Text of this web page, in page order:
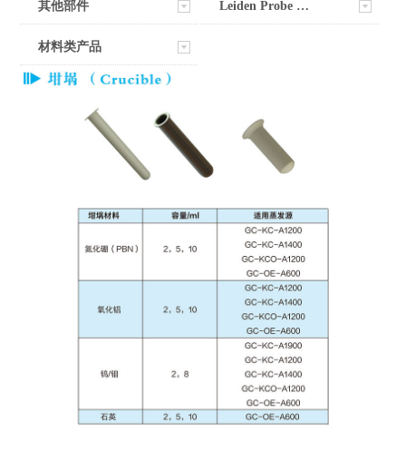
其他部件 Leiden Probe Microscopy
材料类产品